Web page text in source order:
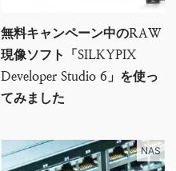
無料キャンペーン中のRAW
現像ソフト「SILKYPIX
Developer Studio 6」を使っ
てみました
NAS